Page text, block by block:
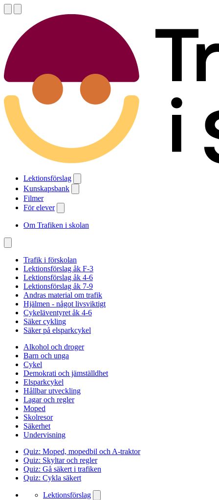
Lektionsförslag
Kunskapsbank
Filmer
För elever
Om Trafiken i skolan
Trafik i förskolan
Lektionsförslag åk F-3
Lektionsförslag åk 4-6
Lektionsförslag åk 7-9
Andras material om trafik
Hjälmen - något livsviktigt
Cykeläventyret åk 4-6
Säker cykling
Säker på elsparkcykel
Alkohol och droger
Barn och unga
Cykel
Demokrati och jämställdhet
Elsparkcykel
Hållbar utveckling
Lagar och regler
Moped
Skolresor
Säkerhet
Undervisning
Quiz: Moped, mopedbil och A-traktor
Quiz: Skyltar och regler
Quiz: Gå säkert i trafiken
Quiz: Cykla säkert
Lektionsförslag